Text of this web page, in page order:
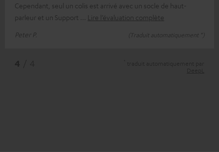
Cependant, seul un colis est arrivé avec un socle de haut-
parleur et un Support
Lire l’évaluation complète
Peter P.
(Traduit automatiquement *)